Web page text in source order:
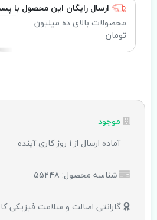
ارسال رایگان این محصول با
محصولات بالای ده میلیون
تومان
موجود
آماده ارسال از 1 روز کاری آینده
شناسه محصول: 55248
گارانتی اصالت و سلامت فیزیکی